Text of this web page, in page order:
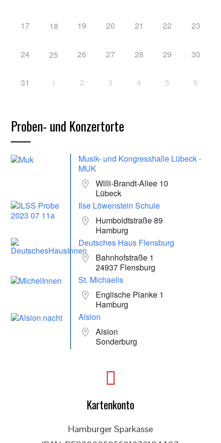
17 18 19 20 21 22 23
24 25 26 27 28 29 30
31 1 2 3 4 5 6
Proben- und Konzertorte
Musik- und Kongresshalle Lübeck -
MUK
Willi-Brandt-Allee 10
Lübeck
Ilse Löwenstein Schule
Humboldtstraße 89
Hamburg
Deutsches Haus Flensburg
Bahnhofstraße 1
24937 Flensburg
St. Michaelis
Englische Planke 1
Hamburg
Alsion
Alsion
Sonderburg
Kartenkonto
Hamburger Sparkasse